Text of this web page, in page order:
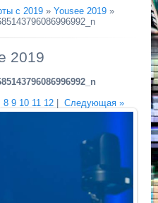
с 2019 » Yousee 2019 »
2019
8 9 10 11 12| Следующая »